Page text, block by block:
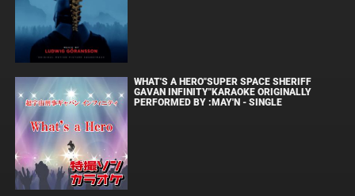
WHAT'S A HERO"SUPER SPACE SHERIFF
GAVAN INFINITY"KARAOKE ORIGINALLY
PERFORMED BY :MAY'N - SINGLE